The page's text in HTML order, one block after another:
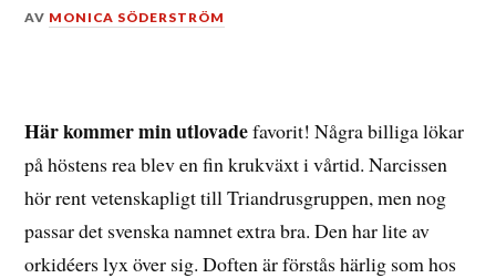
DEN
AV MONICA SÖDERSTRÖM
Här kommer min utlovadefavorit! Några billiga lökar
på höstens rea blev en fin krukväxt i vårtid. Narcissen
hör rent vetenskapligt till Triandrusgruppen, men nog
passar det svenska namnet extra bra. Den har lite av
orkidéers lyx över sig. Doften är förstås härlig som hos